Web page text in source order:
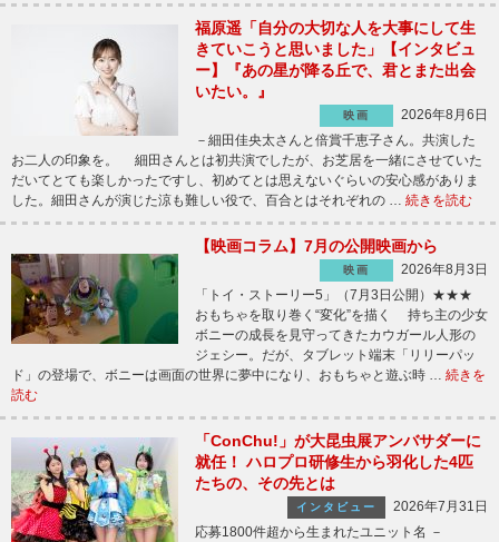
福原遥「自分の大切な人を大事にして生
きていこうと思いました」【インタビュ
ー】『あの星が降る丘で、君とまた出会
いたい。』
映画
2026年8月6日
－細田佳央太さんと倍賞千恵子さん。共演した
お二人の印象を。 細田さんとは初共演でしたが、お芝居を一緒にさせていた
だいてとても楽しかったですし、初めてとは思えないぐらいの安心感がありま
した。細田さんが演じた涼も難しい役で、百合とはそれぞれの … 続きを読む
【映画コラム】7月の公開映画から
映画
2026年8月3日
「トイ・ストーリー5」（7月3日公開）★★★
おもちゃを取り巻く“変化”を描く 持ち主の少女
ボニーの成長を見守ってきたカウガール人形の
ジェシー。だが、タブレット端末「リリーパッ
ド」の登場で、ボニーは画面の世界に夢中になり、おもちゃと遊ぶ時 … 続きを
読む
「ConChu!」が大昆虫展アンバサダーに
就任！ ハロプロ研修生から羽化した4匹
たちの、その先とは
インタビュー
2026年7月31日
応募1800件超から生まれたユニット名 －